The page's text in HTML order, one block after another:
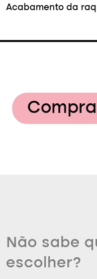
Acabamento da
Não sabe
escolher?